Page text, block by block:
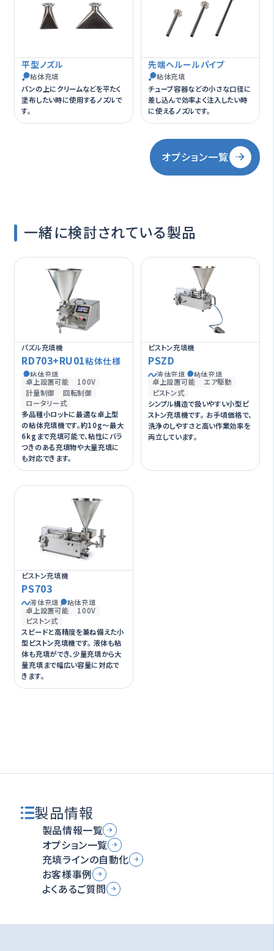
平型ノズル
粘体充填
パンの上にクリームなどを平たく
塗布したい時に使用するノズルで
す。
先端ヘルールパイプ
粘体充填
チューブ容器などの小さな口径に
差し込んで効率よく注入したい時
に使えるノズルです。
オプション一覧
一緒に検討されている製品
パズル充填機
RD703+RU01粘体仕様
粘体充填
卓上設置可能
100V
計量制御
回転制御
ロータリー式
多品種小ロットに最適な卓上型
の粘体充填機です。約10g～最大
6kgまで充填可能で、粘性にバラ
つきのある充填物や大量充填に
も対応できます。
ピストン充填機
PSZD
液体充填 粘体充填
卓上設置可能
エア駆動
ピストン式
シンプル構造で扱いやすい小型ピ
ストン充填機です。 お手頃価格で、
洗浄のしやすさと高い作業効率を
両立しています。
ピストン充填機
PS703
液体充填 粘体充填
卓上設置可能
100V
ピストン式
スピードと高精度を兼ね備えた小
型ピストン充填機です。 液体も粘
体も充填ができ、少量充填から大
量充填まで幅広い容量に対応で
きます。
製品情報
製品情報一覧
オプション一覧
充填ラインの自動化
お客様事例
よくあるご質問